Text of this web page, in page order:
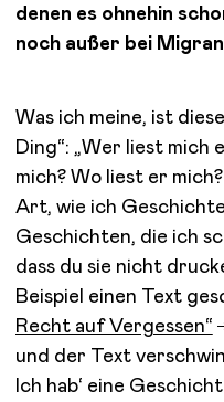
denen es ohnehin
noch außer bei
Was ich meine, ist
Ding“: „Wer liest mich
mich? Wo liest er
Art, wie ich
Geschichten, die ich
dass du sie nicht
Beispiel einen Text
Recht auf Vergessen“
und der Text
Ich hab‘ eine